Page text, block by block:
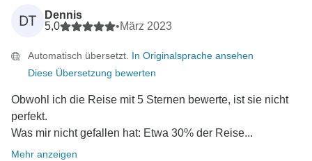
DT
Dennis
5,0
•März 2023
Automatisch übersetzt. In Originalsprache ansehen
Diese Übersetzung bewerten
Obwohl ich die Reise mit 5 Sternen bewerte, ist sie nicht
perfekt.
Was mir nicht gefallen hat: Etwa 30% der Reise...
Mehr anzeigen